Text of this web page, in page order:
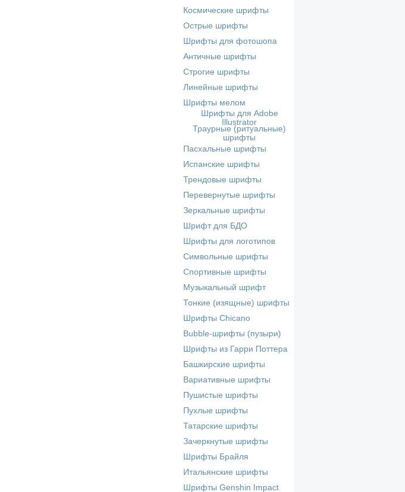
Космические шрифты
Острые шрифты
Шрифты для фотошопа
Античные шрифты
Строгие шрифты
Линейные шрифты
Шрифты мелом
Шрифты для Adobe
Illustrator
Траурные (ритуальные)
шрифты
Пасхальные шрифты
Испанские шрифты
Трендовые шрифты
Перевернутые шрифты
Зеркальные шрифты
Шрифт для БДО
Шрифты для логотипов
Символьные шрифты
Спортивные шрифты
Музыкальный шрифт
Тонкие (изящные) шрифты
Шрифты Chicano
Bubble-шрифты (пузыри)
Шрифты из Гарри Поттера
Башкирские шрифты
Вариативные шрифты
Пушистые шрифты
Пухлые шрифты
Татарские шрифты
Зачеркнутые шрифты
Шрифты Брайля
Итальянские шрифты
Шрифты Genshin Impact